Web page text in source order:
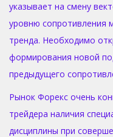
указывает на смену
уровню сопротивления
тренда. Необходимо
формирования новой
предыдущего
Рынок Форекс очень
трейдера наличия
дисциплины при